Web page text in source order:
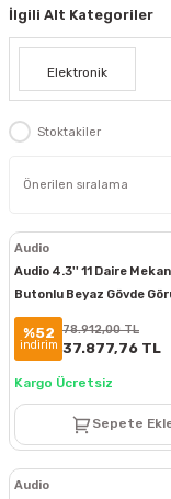
İlgili Alt Kategoriler
Elektronik
Stoktakiler
Audio
Audio 4.3'' 11 Daire
Butonlu Beyaz Gövde
Diafon Paket
%52
indirim
78.912,00 TL
37.877,76 TL
Kargo Ücretsiz
Sepete
Audio